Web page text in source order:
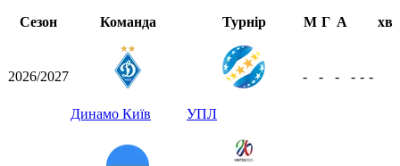
Сезон
Команда Турнір М Г А хв
2026/2027
Динамо Київ УПЛ
- - - - - -